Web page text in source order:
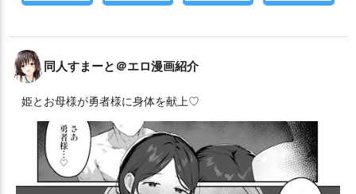
同人すまーと＠エロ漫画紹介
姫とお母様が勇者様に身体を献上♡